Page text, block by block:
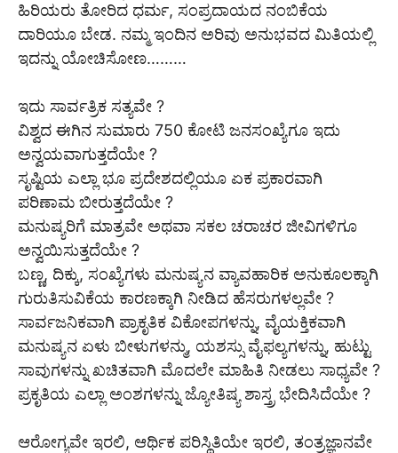
ಹಿರಿಯರು ತೋರಿದ ಧರ್ಮ, ಸಂಪ್ರದಾಯದ ನಂಬಿಕೆಯ
ದಾರಿಯೂ ಬೇಡ. ನಮ್ಮ ಇಂದಿನ ಅರಿವು ಅನುಭವದ ಮಿತಿಯಲ್ಲಿ
ಇದನ್ನು ಯೋಚಿಸೋಣ………
ಇದು ಸಾರ್ವತ್ರಿಕ ಸತ್ಯವೇ ?
ವಿಶ್ವದ ಈಗಿನ ಸುಮಾರು 750 ಕೋಟಿ ಜನಸಂಖ್ಯೆಗೂ ಇದು
ಅನ್ವಯವಾಗುತ್ತದೆಯೇ ?
ಸೃಷ್ಟಿಯ ಎಲ್ಲಾ ಭೂ ಪ್ರದೇಶದಲ್ಲಿಯೂ ಏಕ ಪ್ರಕಾರವಾಗಿ
ಪರಿಣಾಮ ಬೀರುತ್ತದೆಯೇ ?
ಮನುಷ್ಯರಿಗೆ ಮಾತ್ರವೇ ಅಥವಾ ಸಕಲ ಚರಾಚರ ಜೀವಿಗಳಿಗೂ
ಅನ್ವಯಿಸುತ್ತದೆಯೇ ?
ಬಣ್ಣ, ದಿಕ್ಕು, ಸಂಖ್ಯೆಗಳು ಮನುಷ್ಯನ ವ್ಯಾವಹಾರಿಕ ಅನುಕೂಲಕ್ಕಾಗಿ
ಗುರುತಿಸುವಿಕೆಯ ಕಾರಣಕ್ಕಾಗಿ ನೀಡಿದ ಹೆಸರುಗಳಲ್ಲವೇ ?
ಸಾರ್ವಜನಿಕವಾಗಿ ಪ್ರಾಕೃತಿಕ ವಿಕೋಪಗಳನ್ನು, ವೈಯಕ್ತಿಕವಾಗಿ
ಮನುಷ್ಯನ ಏಳು ಬೀಳುಗಳನ್ಮು, ಯಶಸ್ಸು ವೈಫಲ್ಯಗಳನ್ನು, ಹುಟ್ಟು
ಸಾವುಗಳನ್ನು ಖಚಿತವಾಗಿ ಮೊದಲೇ ಮಾಹಿತಿ ನೀಡಲು ಸಾಧ್ಯವೇ ?
ಪ್ರಕೃತಿಯ ಎಲ್ಲಾ ಅಂಶಗಳನ್ನು ಜ್ಯೋತಿಷ್ಯ ಶಾಸ್ತ್ರ ಭೇದಿಸಿದೆಯೇ ?
ಆರೋಗ್ಯವೇ ಇರಲಿ, ಆರ್ಥಿಕ ಪರಿಸ್ಥಿತಿಯೇ ಇರಲಿ, ತಂತ್ರಜ್ಞಾನವೇ